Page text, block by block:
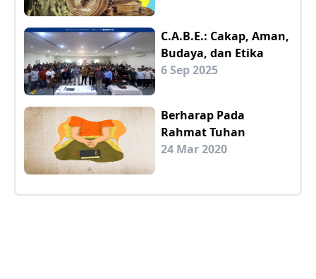
C.A.B.E.: Cakap, Aman,
Budaya, dan Etika
6 Sep 2025
Berharap Pada
Rahmat Tuhan
24 Mar 2020